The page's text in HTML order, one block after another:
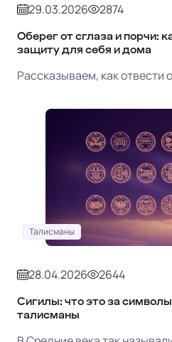
29.03.2026 2874
Оберег от сглаза и порчи:
защиту для себя и дома
Рассказываем, как отвести
Талисманы
28.04.2026 2644
Сигилы: что это за
талисманы